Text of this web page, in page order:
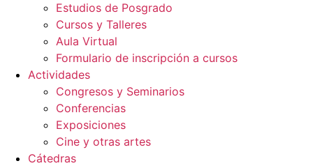
Estudios de Posgrado
Cursos y Talleres
Aula Virtual
Formulario de inscripción a cursos
Actividades
Congresos y Seminarios
Conferencias
Exposiciones
Cine y otras artes
Cátedras